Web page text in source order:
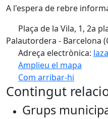
A l'espera de rebre
Plaça de la Vila, 1, 2a
Palautordera - Barcelona
Adreça electrònica:
Amplieu el mapa
Com arribar-hi
+
−
Contingut
Grups